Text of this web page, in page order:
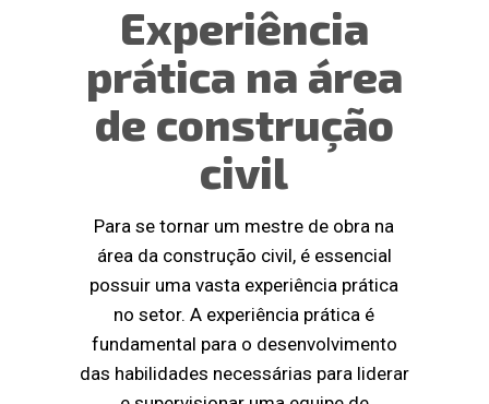
Experiência
prática na área
de construção
civil
Para se tornar um mestre de obra na
área da construção civil, é essencial
possuir uma vasta experiência prática
no setor. A experiência prática é
fundamental para o desenvolvimento
das habilidades necessárias para liderar